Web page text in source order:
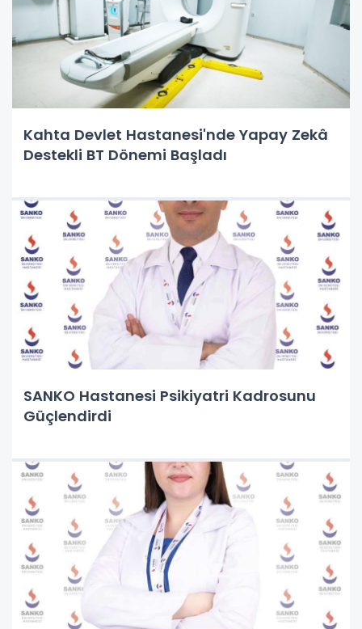
Kahta Devlet Hastanesi'nde Yapay Zekâ
Destekli BT Dönemi Başladı
SANKO Hastanesi Psikiyatri Kadrosunu
Güçlendirdi